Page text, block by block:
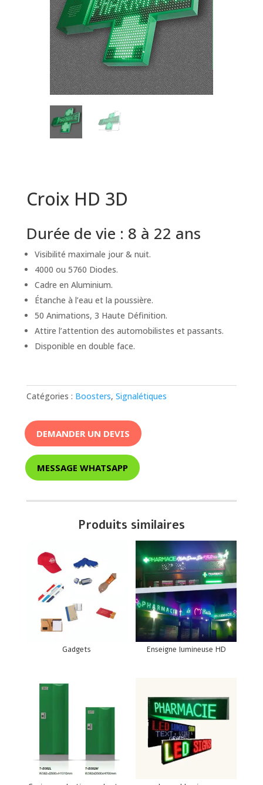
Croix HD 3D
Durée de vie : 8 à 22 ans
Visibilité maximale jour & nuit.
4000 ou 5760 Diodes.
Cadre en Aluminium.
Étanche à l’eau et la poussière.
50 Animations, 3 Haute Définition.
Attire l’attention des automobilistes et passants.
Disponible en double face.
Catégories : Boosters, Signalétiques
DEMANDER UN DEVIS
MESSAGE WHATSAPP
Produits similaires
Gadgets Enseigne lumineuse HD